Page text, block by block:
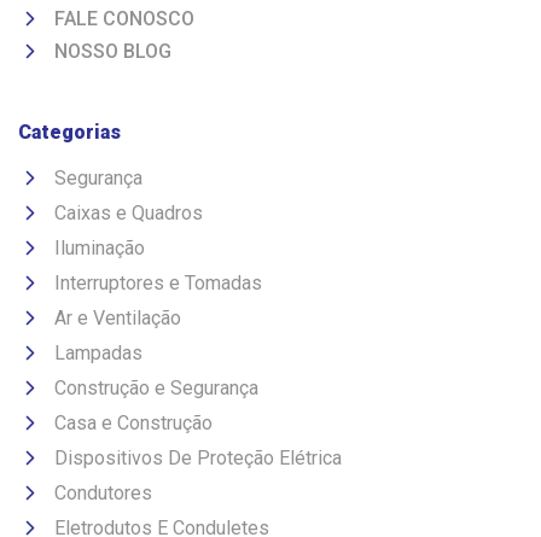
FALE CONOSCO
NOSSO BLOG
Categorias
Segurança
Caixas e Quadros
Iluminação
Interruptores e Tomadas
Ar e Ventilação
Lampadas
Construção e Segurança
Casa e Construção
Dispositivos De Proteção Elétrica
Condutores
Eletrodutos E Conduletes